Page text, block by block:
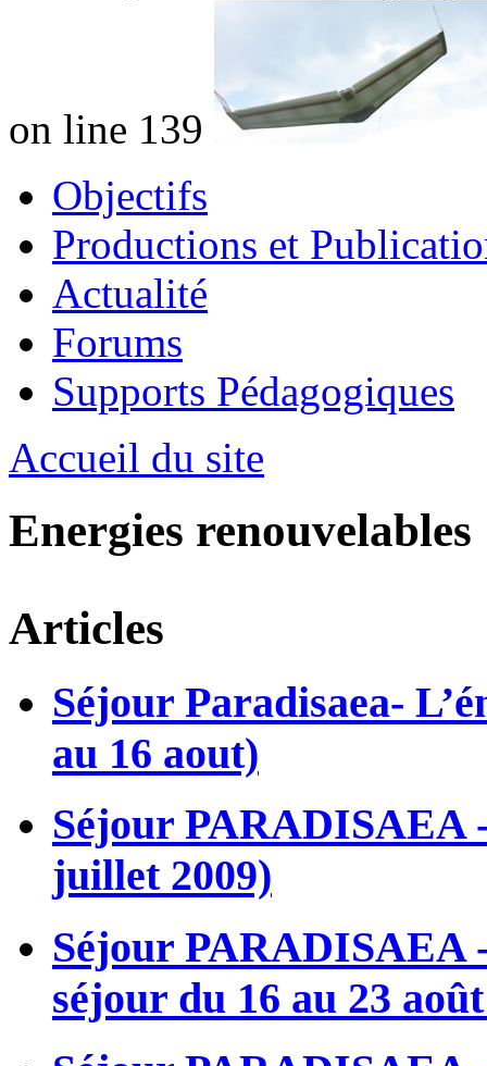
on line 139
Objectifs
Productions et
Actualité
Forums
Supports Pédagogiques
Accueil du site
Energies renouvelables
Articles
Séjour Paradisaea-
au 16 aout)
Séjour PARADISAEA
juillet 2009)
Séjour PARADISAEA
séjour du 16 au 23